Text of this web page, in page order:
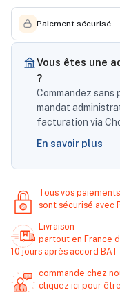
Paiement sécurisé
Vous êtes une
?
Commandez sans
mandat
facturation via
En savoir plus
Tous vos paiements
sont sécurisé avec
Livraison
partout en France
10 jours après accord BAT
commande chez
cliquez ici pour